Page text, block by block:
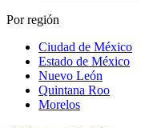
Por región
Ciudad de México
Estado de México
Nuevo León
Quintana Roo
Morelos